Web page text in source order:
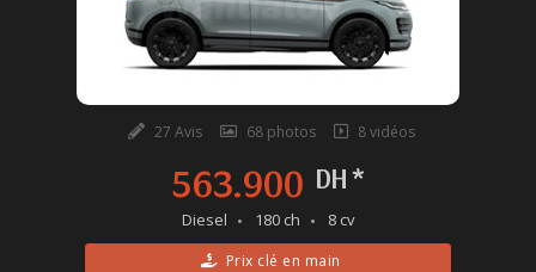
27 Avis 68 photos 8 vidéos
563.900 DH *
Diesel 180 ch 8 cv
Prix clé en main